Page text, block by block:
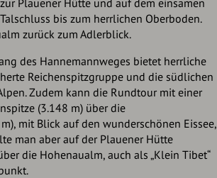
Plauener Hütte und auf dem einsamen
bis zum herrlichen Oberboden.
zurück zum Adlerblick.
des Hannemannweges bietet herrliche
Reichenspitzgruppe und die südlichen
Zudem kann die Rundtour mit einer
(3.148 m) über die
mit Blick auf den wunderschönen Eissee,
man aber auf der Plauener Hütte
die Hohenaualm, auch als „Klein Tibet“